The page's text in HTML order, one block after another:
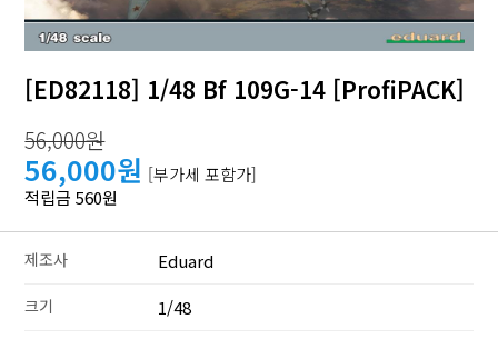
[ED82118] 1/48 Bf 109G-14 [ProfiPACK]
56,000원
56,000원 [부가세 포함가]
적립금 560원
제조사 Eduard
크기 1/48